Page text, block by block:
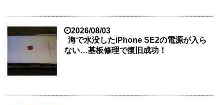
2026/08/03
海で水没したiPhone SE2の電源が入ら
ない…基板修理で復旧成功！